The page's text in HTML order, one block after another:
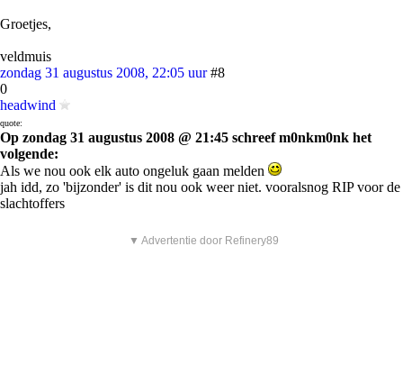
Groetjes,
veldmuis
zondag 31 augustus 2008, 22:05 uur #8
0
headwind
quote:
Op zondag 31 augustus 2008 @ 21:45 schreef m0nkm0nk het
volgende:
Als we nou ook elk auto ongeluk gaan melden
jah idd, zo 'bijzonder' is dit nou ook weer niet. vooralsnog RIP voor de
slachtoffers
▼ Advertentie door Refinery89